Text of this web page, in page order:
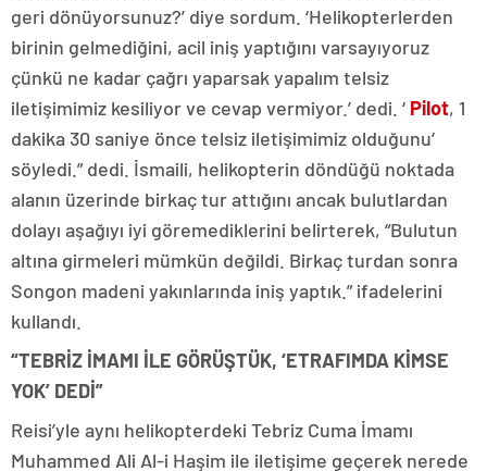
geri dönüyorsunuz?’ diye sordum. ‘Helikopterlerden
birinin gelmediğini, acil iniş yaptığını varsayıyoruz
çünkü ne kadar çağrı yaparsak yapalım telsiz
iletişimimiz kesiliyor ve cevap vermiyor.’ dedi. ‘ Pilot, 1
dakika 30 saniye önce telsiz iletişimimiz olduğunu’
söyledi.” dedi. İsmaili, helikopterin döndüğü noktada
alanın üzerinde birkaç tur attığını ancak bulutlardan
dolayı aşağıyı iyi göremediklerini belirterek, “Bulutun
altına girmeleri mümkün değildi. Birkaç turdan sonra
Songon madeni yakınlarında iniş yaptık.” ifadelerini
kullandı.
“TEBRİZ İMAMI İLE GÖRÜŞTÜK, ‘ETRAFIMDA KİMSE
YOK’ DEDİ”
Reisi’yle aynı helikopterdeki Tebriz Cuma İmamı
Muhammed Ali Al-i Haşim ile iletişime geçerek nerede